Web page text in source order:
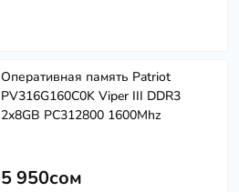
Оперативная память Patriot
PV316G160C0K Viper III DDR3
2x8GB PC312800 1600Mhz
5 950сом